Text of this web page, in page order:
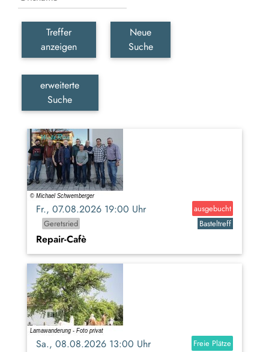
Treffer
anzeigen
Neue
Suche
erweiterte
Suche
Fr., 07.08.2026 19:00 Uhr
ausgebucht
Geretsried
Basteltreff
Repair-Cafè
Sa., 08.08.2026 13:00 Uhr
Freie Plätze